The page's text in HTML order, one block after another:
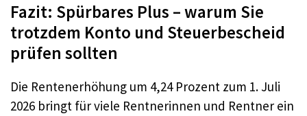
Fazit: Spürbares Plus – warum Sie
trotzdem Konto und Steuerbescheid
prüfen sollten
Die Rentenerhöhung um 4,24 Prozent zum 1. Juli
2026 bringt für viele Rentnerinnen und Rentner ein